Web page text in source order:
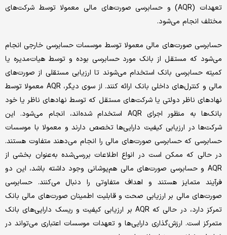
تعهدات (AQR) و حسابرسی صورت‌های مالی معمولا توسط شرکت‌های
مختلف انجام می‌شود.
حسابرسی صورت‌های مالی معمولا توسط موسسات حسابرسی خارجی انجام
می‌شود که مستقل از بانک مورد حسابرسی بوده و توسط هیات‌مدیره یا
کمیته حسابرسی بانک استخدام می‌شوند تا ارزیابی مستقلی از صورت‌های
مالی و کنترل‌های داخلی بانک ارائه کنند. از سوی دیگر، AQR معمولا توسط
نهادهای ناظر دولتی یا شرکت‌های مستقل که توسط نهادهای ناظر یا خود
بانک‌ها به منظور اجرای AQR استخدام شده‌‌‌اند، انجام می‌شود. این
شرکت‌ها در ارزیابی کیفیت دارایی‌ها تخصص دارند و معمولا با موسسات
حسابرسی که حسابرسی صورت‌های مالی را انجام می‌دهند متفاوت هستند.
در حالی که ممکن است در انواع اطلاعات بررسی‌شده به‌عنوان بخشی از
AQR و حسابرسی صورت‌های مالی هم‌پوشانی وجود داشته باشد، این دو
فرآیند متمایز هستند و اهداف متفاوتی را دنبال می‌کنند. حسابرسی
صورت‌های مالی بر ارزیابی صحت و قابلیت اطمینان صورت‌های مالی بانک
تمرکز دارد، در حالی که AQR بر ارزیابی کیفیت و ریسک دارایی‌های بانک
متمرکز است. ارزش‌گذاری دارایی‌ها و تعهدات موسسات اعتباری می‌تواند در